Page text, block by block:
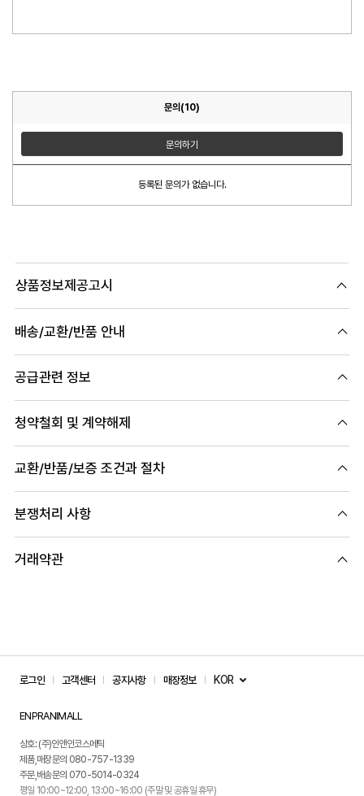
문의(10)
문의하기
등록된 문의가 없습니다.
상품정보제공고시
배송/교환/반품 안내
공급관련 정보
청약철회 및 계약해제
교환/반품/보증 조건과 절차
분쟁처리 사항
거래약관
로그인 고객센터 공지사항 매장정보 KOR
ENPRANIMALL
상호: (주)인앤인코스메틱
제품,매장문의 080-757-1339
주문,배송문의 070-5014-0324
평일 10:00~12:00, 13:00~16:00 (주말 및 공휴일 휴무)